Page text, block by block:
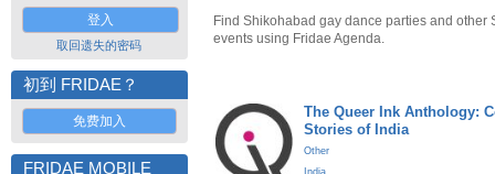
取回遗失的密码
初到 FRIDAE？
免费加入
FRIDAE MOBILE
Find Shikohabad gay dance parties and other
events using Fridae Agenda.
The Queer Ink Anthology:
Stories of India
Other
India